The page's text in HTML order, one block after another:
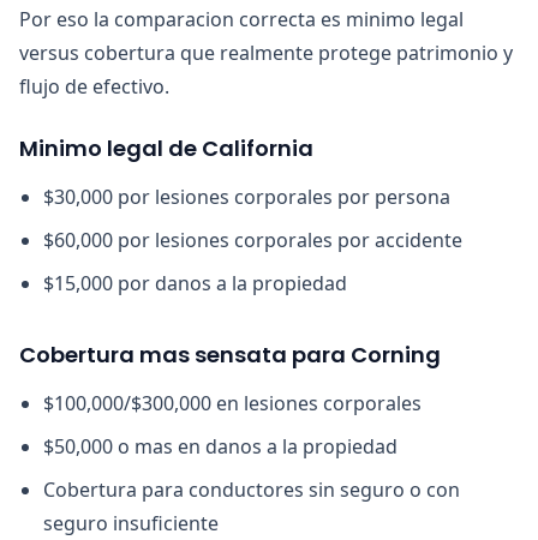
Por eso la comparacion correcta es minimo legal
versus cobertura que realmente protege patrimonio y
flujo de efectivo.
Minimo legal de California
$30,000 por lesiones corporales por persona
$60,000 por lesiones corporales por accidente
$15,000 por danos a la propiedad
Cobertura mas sensata para Corning
$100,000/$300,000 en lesiones corporales
$50,000 o mas en danos a la propiedad
Cobertura para conductores sin seguro o con
seguro insuficiente